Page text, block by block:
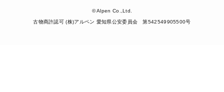
© Alpen Co.,Ltd.
古物商許認可 (株)アルペン 愛知県公安委員会 第542549905500号